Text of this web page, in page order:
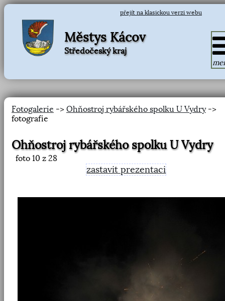
přejít na klasickou verzi webu
Městys Kácov
Středočeský kraj
Fotogalerie -> Ohňostroj rybářského spolku U Vydry->
fotografie
Ohňostroj rybářského spolku U Vydry
foto 10 z 28
zastavit prezentaci